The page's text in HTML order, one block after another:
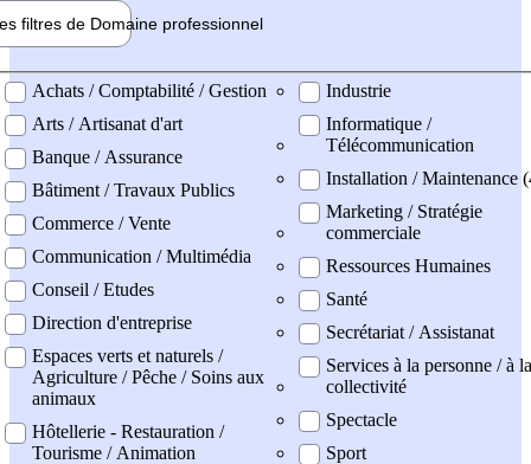
filtres de Domaine professionnel
professionel
Achats / Comptabilité / Gestion
Arts / Artisanat d'art
Banque / Assurance
Bâtiment / Travaux Publics
Commerce / Vente
Communication / Multimédia
Conseil / Etudes
Direction d'entreprise
Espaces verts et naturels /
Agriculture / Pêche / Soins aux
animaux
Hôtellerie - Restauration /
Tourisme / Animation
Industrie
Informatique /
Télécommunication
Installation / Maintenance
Marketing / Stratégie
commerciale
Ressources Humaines
Santé
Secrétariat / Assistanat
Services à la personne / à la
collectivité
Spectacle
Sport